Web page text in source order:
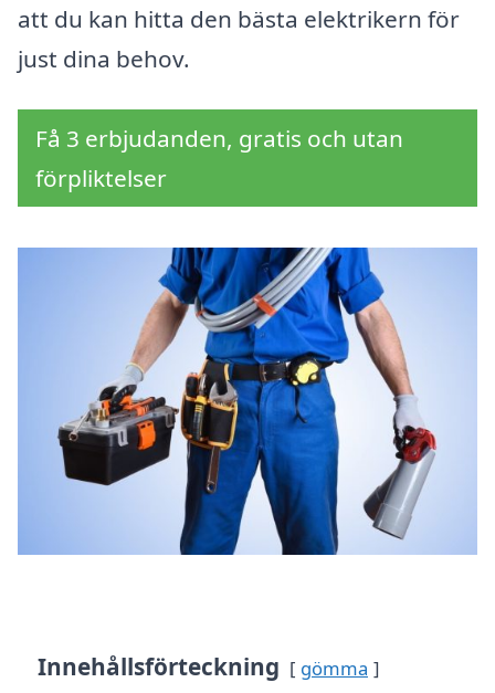
att du kan hitta den bästa elektrikern för
just dina behov.
Få 3 erbjudanden, gratis och utan
förpliktelser
Innehållsförteckning gömma